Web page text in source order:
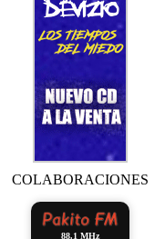
COLABORACIONES
88.1 MHz